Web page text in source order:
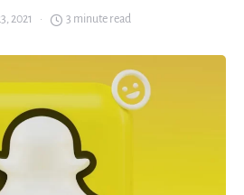
2021 3 minute read